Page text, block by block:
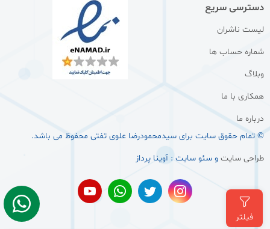
فیلتر
دسترسی سریع
لیست ناشران
شماره حساب ها
وبلاگ
همکاری با ما
درباره ما
© تمام حقوق سایت برای سيدمحمودرضا علوی تفتی محفوظ می باشد.
طراحی سایتو سئو سایت : آوینا پرداز